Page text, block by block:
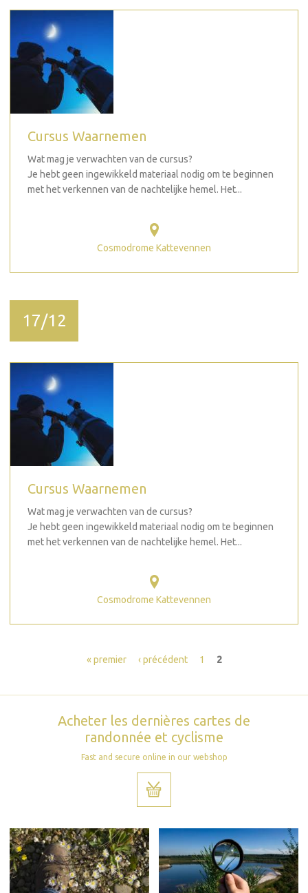
Cursus Waarnemen
Wat mag je verwachten van de cursus?
Je hebt geen ingewikkeld materiaal nodig om te beginnen
met het verkennen van de nachtelijke hemel. Het...
Cosmodrome Kattevennen
17/12
Cursus Waarnemen
Wat mag je verwachten van de cursus?
Je hebt geen ingewikkeld materiaal nodig om te beginnen
met het verkennen van de nachtelijke hemel. Het...
Cosmodrome Kattevennen
« premier ‹ précédent 1 2
Acheter les dernières cartes de
randonnée et cyclisme
Fast and secure online in our webshop